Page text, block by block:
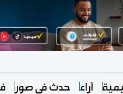
آراء حدث في صور